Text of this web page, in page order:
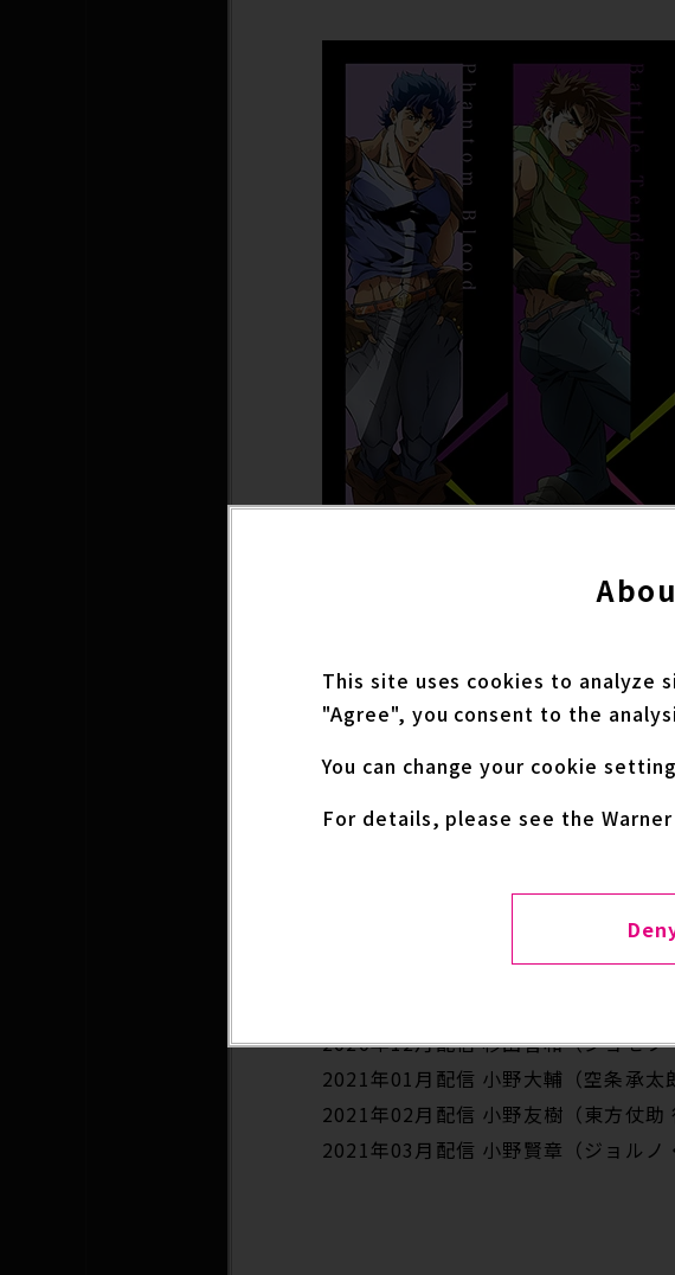
2021年4月4日開催予定の「ジョジ
小野友樹さんと、虹村億泰役の高木渉
2020年11月配信 興津和幸（ジョナ
2020年12月配信 杉田智和（ジョセフ
2021年01月配信 小野大輔（空条承
2021年02月配信 小野友樹（東方仗助
2021年03月配信 小野賢章（ジョルノ
This site uses cookies to
"Agree", you consent to the
You can change your cookie
For details, please see the